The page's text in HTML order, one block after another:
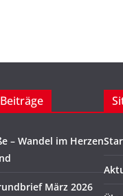
– Wandel im Herzen
März 2026